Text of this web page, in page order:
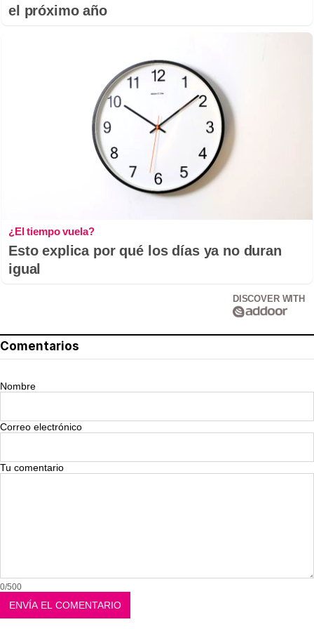
el próximo año
¿El tiempo vuela?
Esto explica por qué los días ya no duran
igual
DISCOVER WITH
Comentarios
Nombre
Correo electrónico
Tu comentario
0/500